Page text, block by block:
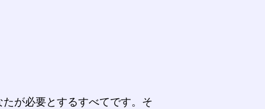
が必要とするすべてです。そ